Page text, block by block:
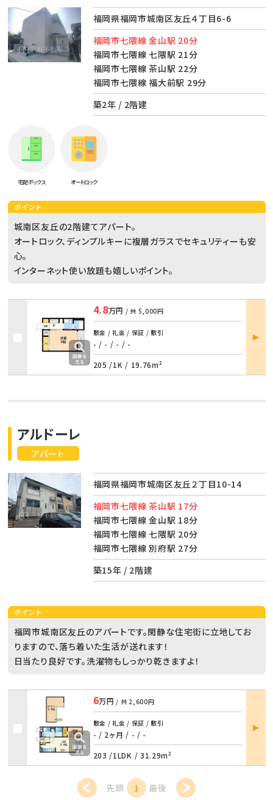
福岡県福岡市城南区友丘４丁目6-6
福岡市七隈線 金山駅 20分
福岡市七隈線 七隈駅 21分
福岡市七隈線 茶山駅 22分
福岡市七隈線 福大前駅 29分
築2年 / 2階建
宅配ボックス オートロック
ポイント
城南区友丘の2階建てアパート。
オートロック、ディンプルキーに複層ガラスでセキュリティーも安
心。
インターネット使い放題も嬉しいポイント。
4.8万円 / 共 5,000円
敷金 / 礼金 / 保証 / 敷引
- / - / - / -
205 /1K / 19.76m²
部屋
詳細
アパート
アルドーレ
福岡県福岡市城南区友丘２丁目10-14
福岡市七隈線 茶山駅 17分
福岡市七隈線 金山駅 18分
福岡市七隈線 七隈駅 20分
福岡市七隈線 別府駅 27分
築15年 / 2階建
ポイント
福岡市城南区友丘のアパートです。閑静な住宅街に立地してお
りますので、落ち着いた生活が送れます！
日当たり良好です。洗濯物もしっかり乾きますよ！
6万円 / 共 2,600円
敷金 / 礼金 / 保証 / 敷引
- / 2ヶ月 / - / -
203 /1LDK / 31.29m²
部屋
詳細
先頭 1 最後